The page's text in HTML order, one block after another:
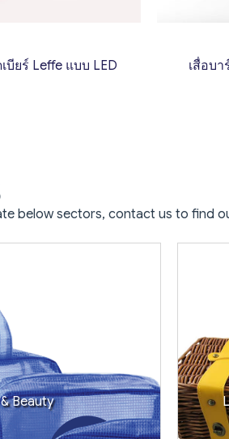
บียร์ Leffe แบบ LED เสื่อบ
below sectors, contact us to find
Beauty